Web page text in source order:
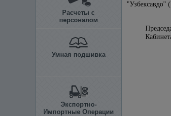
Расчеты с
персоналом
Умная подшивка
Экспортно-
Импортные Операции
"Узбексавдо"